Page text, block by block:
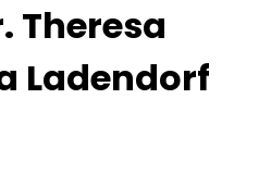
Theresa
Ladendorf